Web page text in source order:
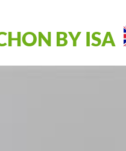
BY ISA